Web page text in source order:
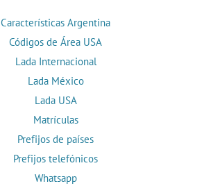
Características Argentina
Códigos de Área USA
Lada Internacional
Lada México
Lada USA
Matrículas
Prefijos de países
Prefijos telefónicos
Whatsapp